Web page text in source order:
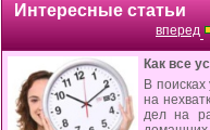
Интересные статьи
вперед
Как все
В
на
дел на